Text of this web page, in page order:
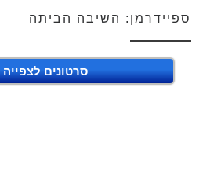
ספיידרמן: השיבה הביתה
סרטונים